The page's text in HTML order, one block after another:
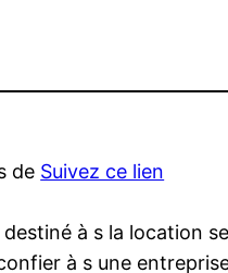
de Suivez ce lien
destiné à s la location
à s une